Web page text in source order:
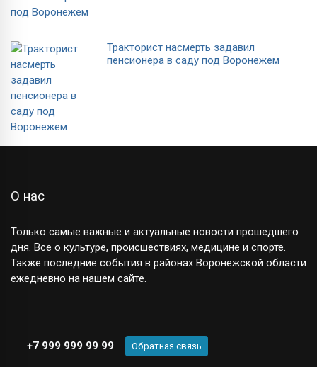
Тракторист насмерть задавил
пенсионера в саду под Воронежем
О нас
Только самые важные и актуальные новости прошедшего
дня. Все о культуре, происшествиях, медицине и спорте.
Также последние события в районах Воронежской области
ежедневно на нашем сайте.
+7 999 999 99 99 Обратная связь